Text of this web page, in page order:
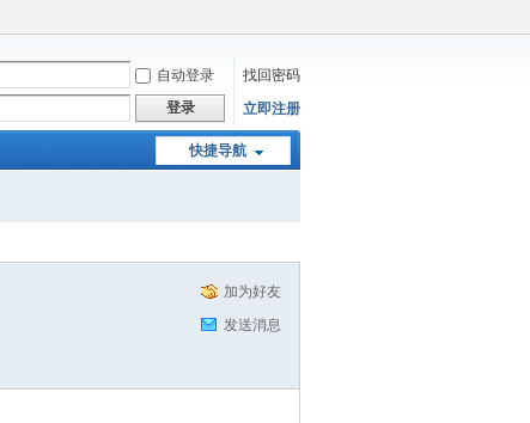
自动登录
找回密码
登录 立即注册
快捷导航
加为好友
发送消息